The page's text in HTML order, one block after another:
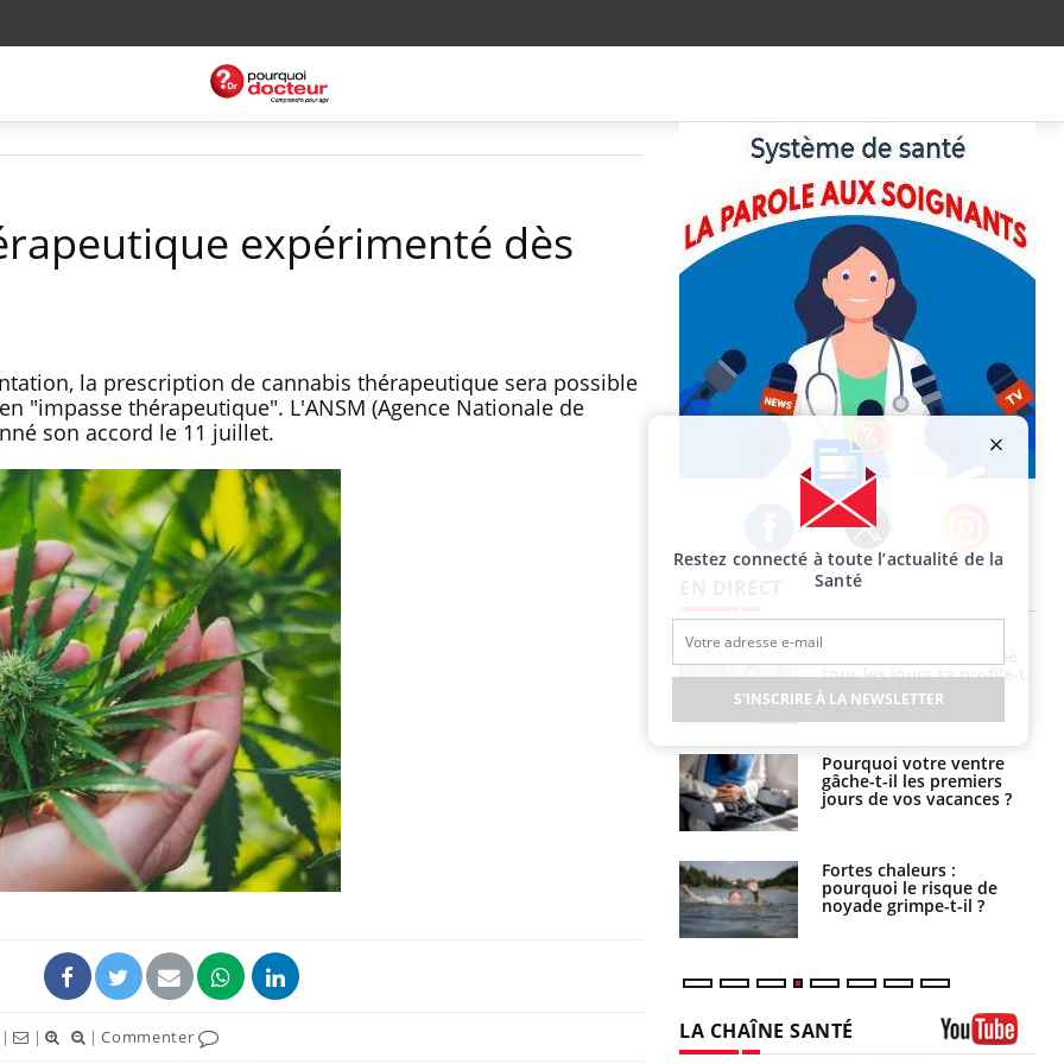
expérimenté dès
la prescription de cannabis thérapeutique sera possible
"impasse thérapeutique". L'ANSM (Agence Nationale de
son accord le 11 juillet.
| | |Commenter
Facebook Twitter Instagram
Les médicaments GLP-1
protègent-ils aussi les os
?
Cytomégalovirus : ce qui
change dans la prise en
charge des femmes
enceintes
La sieste empêche-t-elle
de dormir la nuit ?
tous les jours se profile-t-
elle enfin ?
Pourquoi votre ventre
gâche-t-il les premiers
jours de vos vacances ?
Fortes chaleurs :
pourquoi le risque de
noyade grimpe-t-il ?
freiner la propagation du
cancer ?
Pourquoi manger moins
de protéines pourrait
finalement être bénéfique
Grossesse et chaleur : ce
que dit la science
LA CHAÎNE SANTÉ
Restez connecté à toute l’actualité de la
Santé
S'INSCRIRE À LA NEWSLETTER